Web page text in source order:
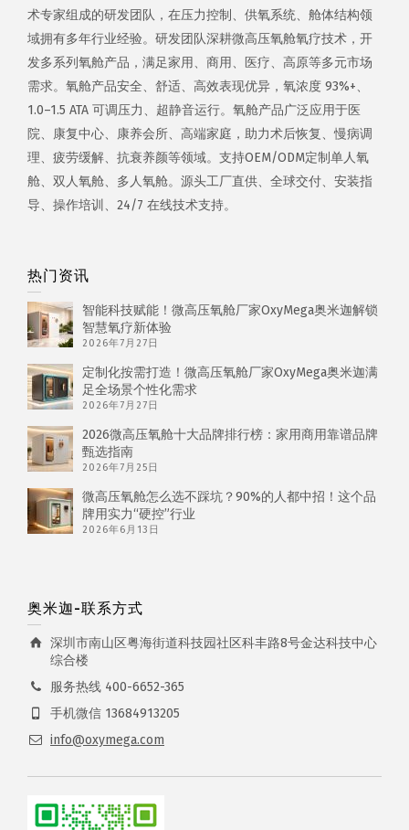
术专家组成的研发团队，在压力控制、供氧系统、舱体结构领
域拥有多年行业经验。研发团队深耕微高压氧舱氧疗技术，开
发多系列氧舱产品，满足家用、商用、医疗、高原等多元市场
需求。氧舱产品安全、舒适、高效表现优异，氧浓度 93%+、
1.0–1.5 ATA 可调压力、超静音运行。氧舱产品广泛应用于医
院、康复中心、康养会所、高端家庭，助力术后恢复、慢病调
理、疲劳缓解、抗衰养颜等领域。支持OEM/ODM定制单人氧
舱、双人氧舱、多人氧舱。源头工厂直供、全球交付、安装指
导、操作培训、24/7 在线技术支持。
热门资讯
智能科技赋能！微高压氧舱厂家OxyMega奥米迦解锁
智慧氧疗新体验
2026年7月27日
定制化按需打造！微高压氧舱厂家OxyMega奥米迦满
足全场景个性化需求
2026年7月27日
2026微高压氧舱十大品牌排行榜：家用商用靠谱品牌
甄选指南
2026年7月25日
微高压氧舱怎么选不踩坑？90%的人都中招！这个品
牌用实力“硬控”行业
2026年6月13日
奥米迦-联系方式
深圳市南山区粤海街道科技园社区科丰路8号金达科技中心
综合楼
服务热线 400-6652-365
手机微信 13684913205
info@oxymega.com